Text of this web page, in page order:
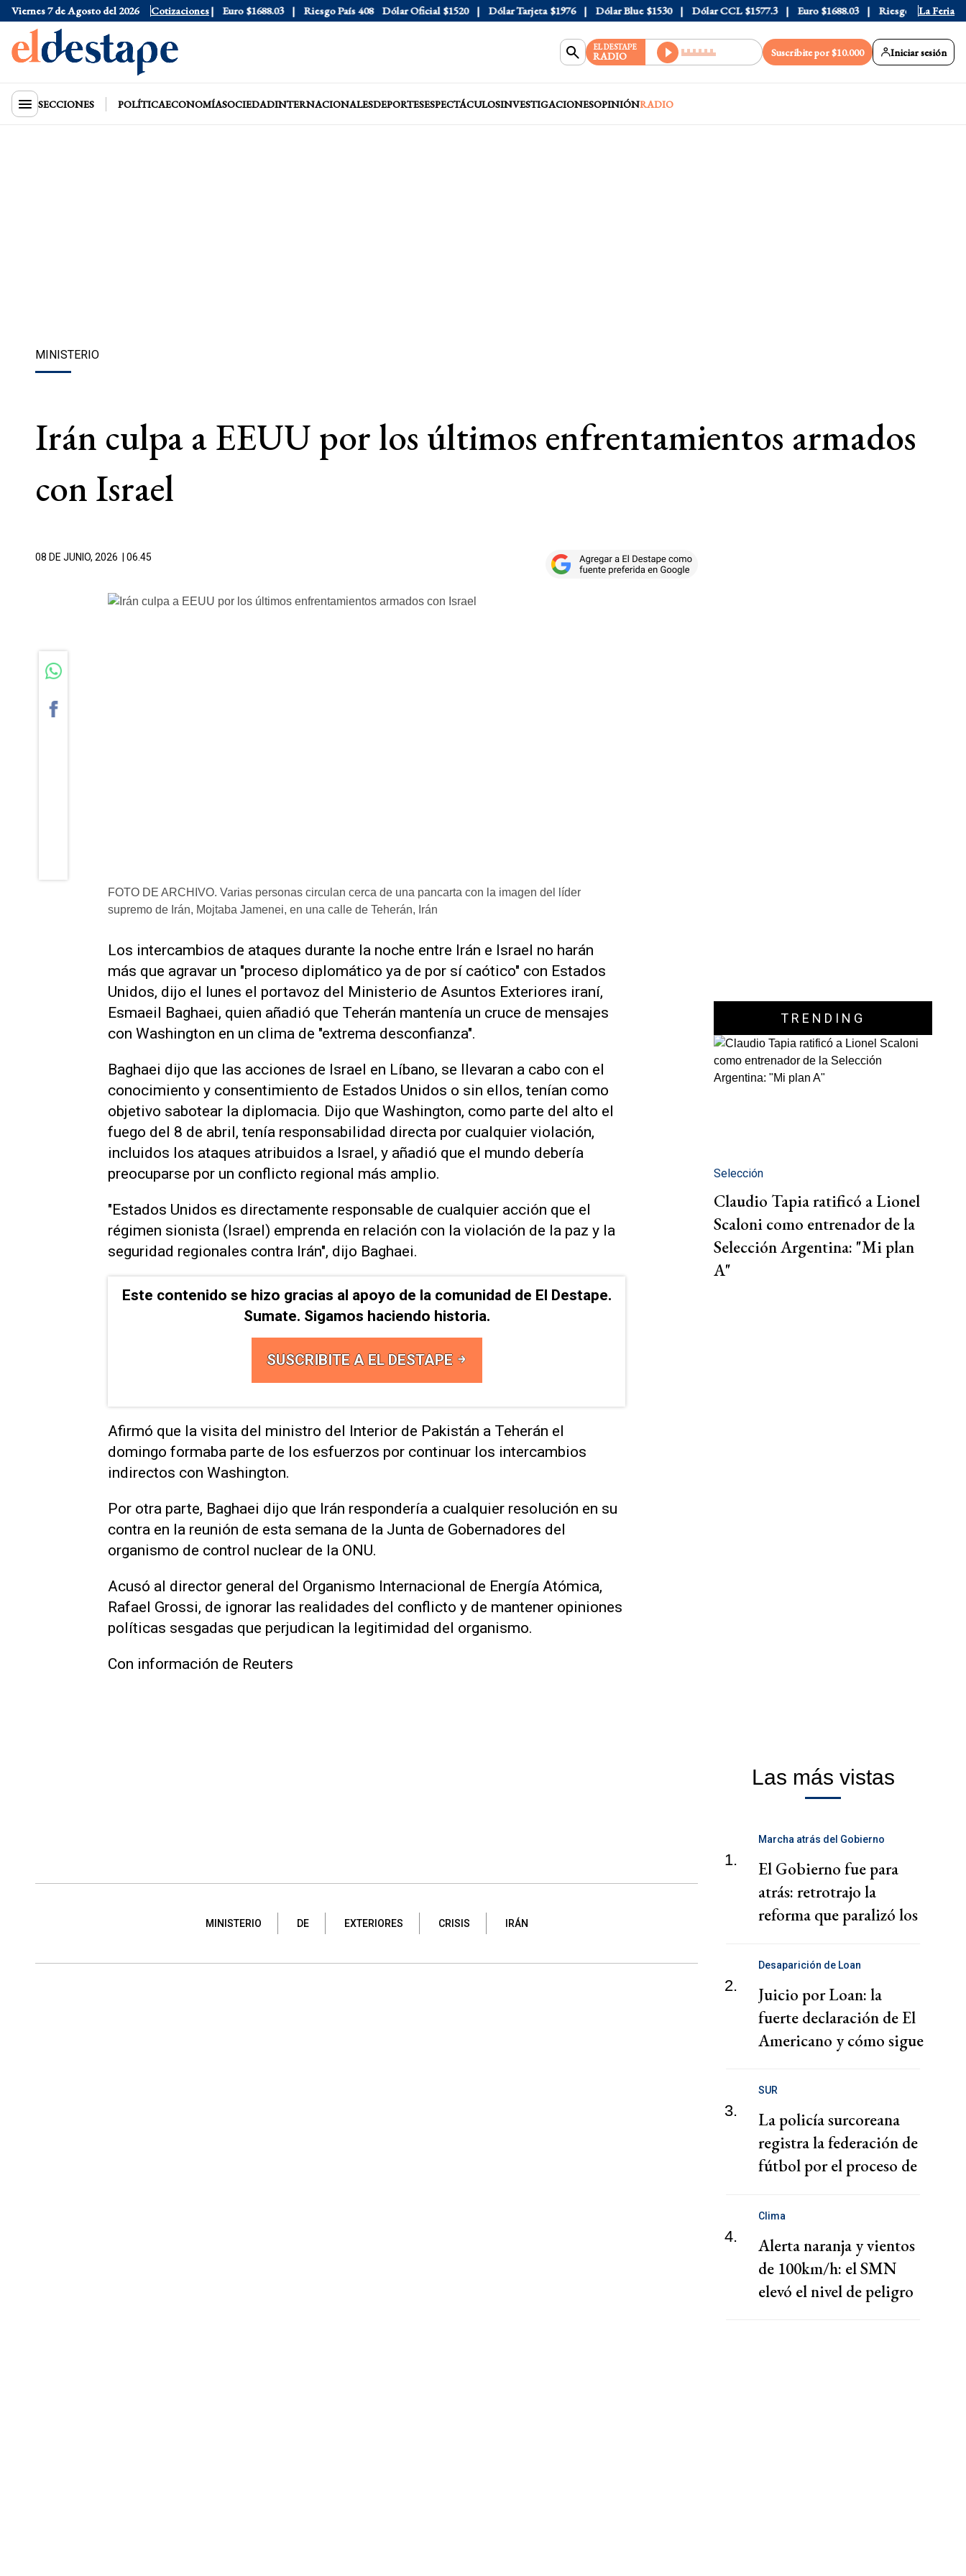
Viernes 7 de Agosto del 2026 Cotizaciones
Dólar Blue $1530 Dólar CCL $1577.3 Euro $1688.03 Riesgo País 408 Dólar Oficial $1520 Dólar Tarjeta $1976 Dólar Blue $1530 Dólar CCL $1577.3 Euro $1688.03 Riesgo País 408
La Feria
EL DESTAPE
RADIO Suscribite por $10.000 Iniciar sesión
SECCIONES POLÍTICAECONOMÍASOCIEDADINTERNACIONALESDEPORTESESPECTÁCULOSINVESTIGACIONESOPINIÓNRADIO
MINISTERIO
Irán culpa a EEUU por los últimos enfrentamientos armados
con Israel
08 DE JUNIO, 2026 | 06.45
FOTO DE ARCHIVO. Varias personas circulan cerca de una pancarta con la imagen del líder
supremo de Irán, Mojtaba Jamenei, en una calle de Teherán, Irán
​Los intercambios de ataques durante la noche entre Irán e Israel no ‌harán
más que ‌agravar un "proceso diplomático ya de por sí caótico" con Estados
Unidos, dijo el lunes el portavoz del Ministerio de Asuntos Exteriores iraní,
Esmaeil Baghaei, quien añadió que Teherán mantenía un cruce de ​mensajes
con Washington ⁠en un clima de "extrema desconfianza".
Baghaei dijo ‌que las acciones de Israel ⁠en Líbano, se llevaran ⁠a cabo con el
conocimiento y consentimiento de Estados Unidos o sin ellos, tenían como
⁠objetivo sabotear la diplomacia. Dijo ​que Washington, como parte del ‌alto el
fuego del ‌8 de abril, tenía responsabilidad directa ⁠por cualquier violación,
incluidos los ataques atribuidos a Israel, y añadió que el mundo debería
preocuparse por un conflicto ​regional más ‌amplio.
"Estados Unidos es directamente responsable de cualquier acción que el
régimen sionista (Israel) emprenda en relación con la violación de la paz y la
⁠seguridad regionales contra Irán", dijo Baghaei.
Este contenido se hizo gracias al apoyo de la comunidad de El Destape.
Sumate. Sigamos haciendo historia.
SUSCRIBITE A EL DESTAPE
Afirmó que la visita del ministro del Interior de Pakistán a Teherán el
domingo formaba parte de los esfuerzos por continuar los intercambios
indirectos con Washington.
Por otra parte, Baghaei dijo ‌que Irán respondería a cualquier resolución en su
contra en la reunión de esta semana de la Junta de Gobernadores del
organismo de control nuclear de la ONU.
Acusó ‌al director general del Organismo Internacional de Energía Atómica,
Rafael Grossi, de ignorar las realidades ‌del conflicto ⁠y de mantener opiniones
políticas sesgadas que perjudican la legitimidad ​del organismo.
Con información de Reuters
MINISTERIO DE EXTERIORES CRISIS IRÁN
TRENDING
Selección
Claudio Tapia ratificó a Lionel
Scaloni como entrenador de la
Selección Argentina: "Mi plan
A"
Las más vistas
1.
Marcha atrás del Gobierno
El Gobierno fue para
atrás: retrotrajo la
reforma que paralizó los
2.
Desaparición de Loan
Juicio por Loan: la
fuerte declaración de El
Americano y cómo sigue
3.
SUR
La policía surcoreana
registra la federación de
fútbol por el proceso de
4.
Clima
Alerta naranja y vientos
de 100km/h: el SMN
elevó el nivel de peligro